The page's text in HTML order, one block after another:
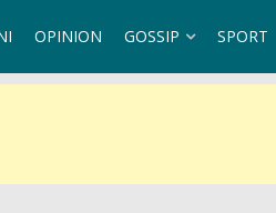
OPINION GOSSIP SPORT